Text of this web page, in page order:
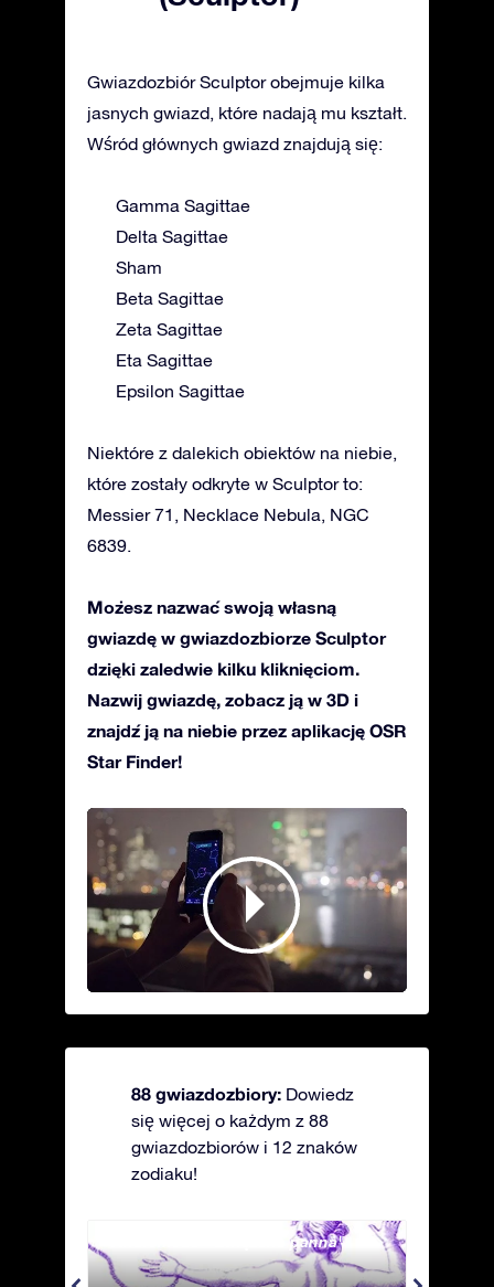
Gwiazdozbiór Sculptor obejmuje kilka
jasnych gwiazd, które nadają mu kształt.
Wśród głównych gwiazd znajdują się:
Gamma Sagittae
Delta Sagittae
Sham
Beta Sagittae
Zeta Sagittae
Eta Sagittae
Epsilon Sagittae
Niektóre z dalekich obiektów na niebie,
które zostały odkryte w Sculptor to:
Messier 71, Necklace Nebula, NGC
6839.
Możesz nazwać swoją własną
gwiazdę w gwiazdozbiorze Sculptor
dzięki zaledwie kilku kliknięciom.
Nazwij gwiazdę, zobacz ją w 3D i
znajdź ją na niebie przez aplikację OSR
Star Finder!
88 gwiazdozbiory: Dowiedz
się więcej o każdym z 88
gwiazdozbiorów i 12 znaków
zodiaku!
Andromeda - Związana panna